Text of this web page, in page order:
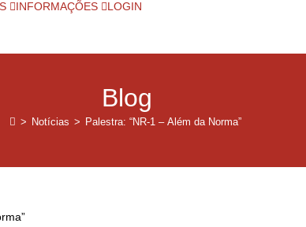
INFORMAÇÕES LOGIN
Blog
> Notícias > Palestra: “NR-1 – Além da Norma”